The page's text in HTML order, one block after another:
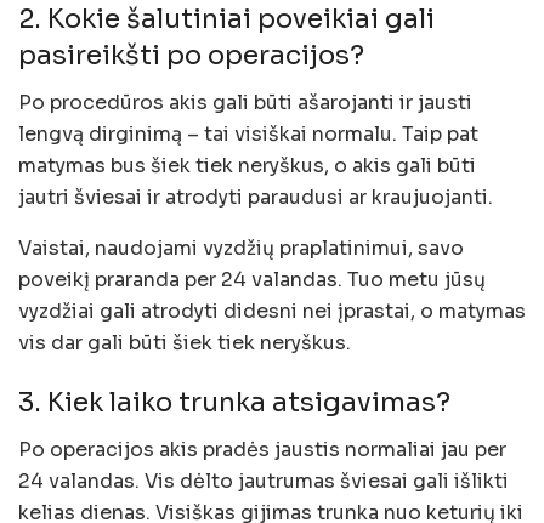
2. Kokie šalutiniai poveikiai gali
pasireikšti po operacijos?
Po procedūros akis gali būti ašarojanti ir jausti
lengvą dirginimą – tai visiškai normalu. Taip pat
matymas bus šiek tiek neryškus, o akis gali būti
jautri šviesai ir atrodyti paraudusi ar kraujuojanti.
Vaistai, naudojami vyzdžių praplatinimui, savo
poveikį praranda per 24 valandas. Tuo metu jūsų
vyzdžiai gali atrodyti didesni nei įprastai, o matymas
vis dar gali būti šiek tiek neryškus.
3. Kiek laiko trunka atsigavimas?
Po operacijos akis pradės jaustis normaliai jau per
24 valandas. Vis dėlto jautrumas šviesai gali išlikti
kelias dienas. Visiškas gijimas trunka nuo keturių iki